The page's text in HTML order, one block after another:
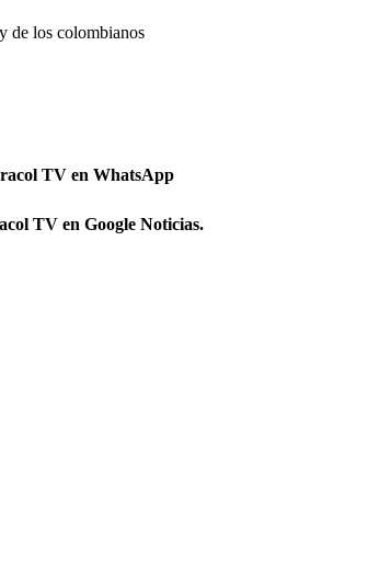
de los colombianos
TV en WhatsApp
TV en Google Noticias.